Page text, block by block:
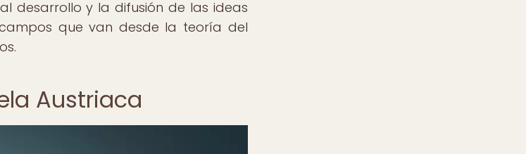
desarrollo y la difusión de las ideas
que van desde la teoría del
Austriaca